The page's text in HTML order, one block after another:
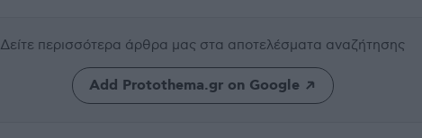
Δείτε περισσότερα άρθρα μας στα αποτελέσματα αναζήτησης
Add Protothema.gr on Google